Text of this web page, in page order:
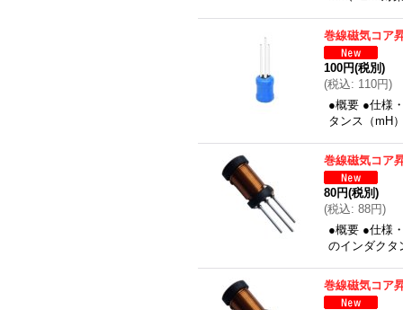
巻線磁気コア
100円(税別)
(税込: 110円)
●概要 ●仕様
タンス（mH
巻線磁気コア
80円(税別)
(税込: 88円)
●概要 ●仕様
のインダクタ
巻線磁気コア